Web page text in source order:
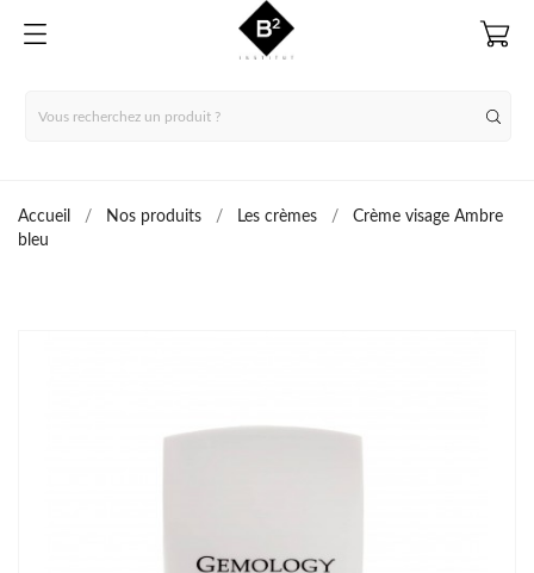
Accueil Nos produits Les crèmes
Crème visage Ambre
bleu